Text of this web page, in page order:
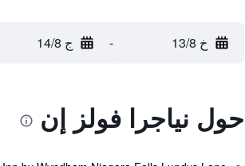
خ 13/8 - ج 14/8
حول نياجرا فولز إن